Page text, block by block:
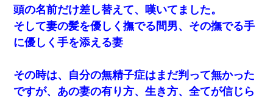
頭の名前だけ差し替えて、嘆いてました。
そして妻の髪を優しく撫でる間男、その撫でる手
に優しく手を添える妻
その時は、自分の無精子症はまだ判って無かった
ですが、あの妻の有り方、生き方、全てが信じら